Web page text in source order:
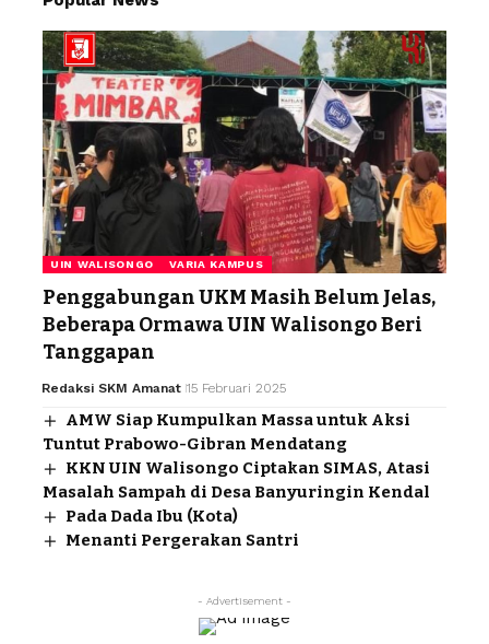
UIN WALISONGO VARIA KAMPUS
Penggabungan UKM Masih Belum Jelas,
Beberapa Ormawa UIN Walisongo Beri
Tanggapan
Redaksi SKM Amanat 15 Februari 2025
AMW Siap Kumpulkan Massa untuk Aksi
Tuntut Prabowo-Gibran Mendatang
KKN UIN Walisongo Ciptakan SIMAS, Atasi
Masalah Sampah di Desa Banyuringin Kendal
Pada Dada Ibu (Kota)
Menanti Pergerakan Santri
- Advertisement -